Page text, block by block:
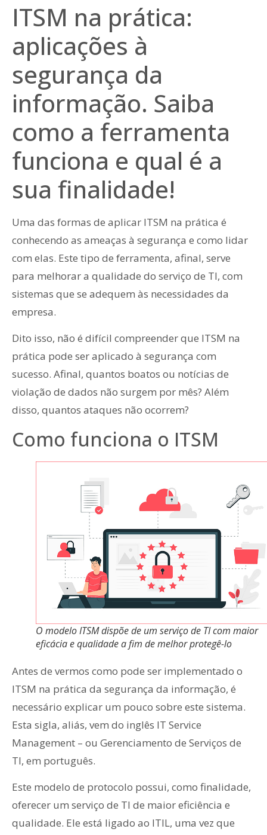
ITSM na prática:
aplicações à
segurança da
informação. Saiba
como a ferramenta
funciona e qual é a
sua finalidade!
Uma das formas de aplicar ITSM na prática é
conhecendo as ameaças à segurança e como lidar
com elas. Este tipo de ferramenta, afinal, serve
para melhorar a qualidade do serviço de TI, com
sistemas que se adequem às necessidades da
empresa.
Dito isso, não é difícil compreender que ITSM na
prática pode ser aplicado à segurança com
sucesso. Afinal, quantos boatos ou notícias de
violação de dados não surgem por mês? Além
disso, quantos ataques não ocorrem?
Como funciona o ITSM
O modelo ITSM dispõe de um serviço de TI com maior
eficácia e qualidade a fim de melhor protegê-lo
Antes de vermos como pode ser implementado o
ITSM na prática da segurança da informação, é
necessário explicar um pouco sobre este sistema.
Esta sigla, aliás, vem do inglês IT Service
Management – ou Gerenciamento de Serviços de
TI, em português.
Este modelo de protocolo possui, como finalidade,
oferecer um serviço de TI de maior eficiência e
qualidade. Ele está ligado ao ITIL, uma vez que